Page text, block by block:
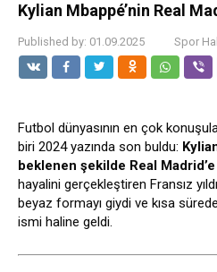
Kylian Mbappé’nin Real
Published by: 01.09.2025 Spor
Futbol dünyasının en çok
biri 2024 yazında son buldu:
beklenen şekilde Real
hayalini gerçekleştiren Fransız
beyaz formayı giydi ve kısa
ismi haline geldi.